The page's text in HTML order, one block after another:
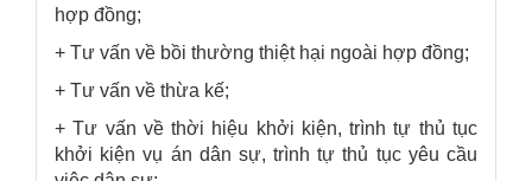
hợp đồng;
+ Tư vấn về bồi thường thiệt hại ngoài hợp đồng;
+ Tư vấn về thừa kế;
+ Tư vấn về thời hiệu khởi kiện, trình tự thủ tục
khởi kiện vụ án dân sự, trình tự thủ tục yêu cầu